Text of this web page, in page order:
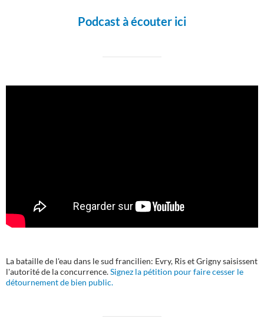
Podcast à écouter ici
La bataille de l'eau dans le sud francilien: Evry, Ris et Grigny saisissent
l'autorité de la concurrence.Signez la pétition pour faire cesser le
détournement de bien public.